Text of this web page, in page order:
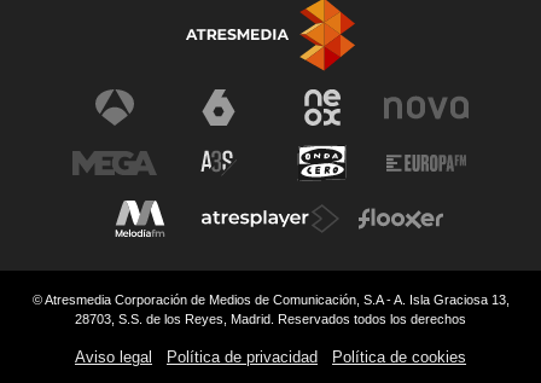
© Atresmedia Corporación de Medios de Comunicación, S.A - A. Isla Graciosa 13,
28703, S.S. de los Reyes, Madrid. Reservados todos los derechos
Aviso legal Política de privacidad Política de cookies